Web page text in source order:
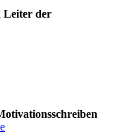
Leiter der